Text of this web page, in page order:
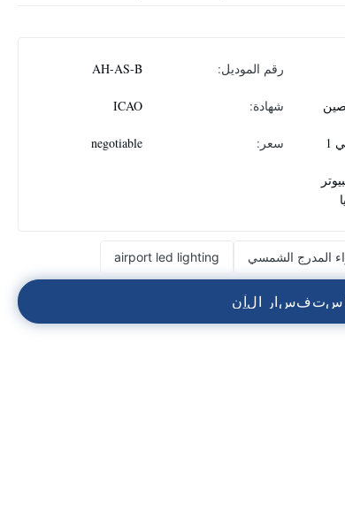
رقم الموديل: AH-AS-B
شهادة: ICAO
سعر: negotiable
المدرج الشمسي airport led lighting
ستفسار الآن